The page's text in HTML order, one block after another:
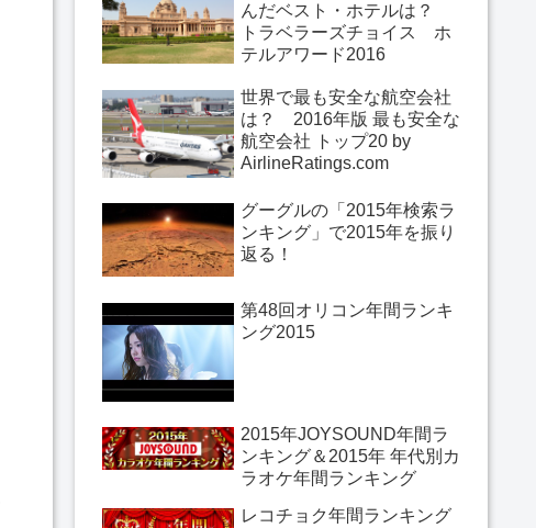
んだベスト・ホテルは？
トラベラーズチョイス ホ
テルアワード2016
世界で最も安全な航空会社
は？ 2016年版 最も安全な
航空会社 トップ20 by
AirlineRatings.com
グーグルの「2015年検索ラ
ンキング」で2015年を振り
返る！
第48回オリコン年間ランキ
ング2015
2015年JOYSOUND年間ラ
ンキング＆2015年 年代別カ
ラオケ年間ランキング
レコチョク年間ランキング